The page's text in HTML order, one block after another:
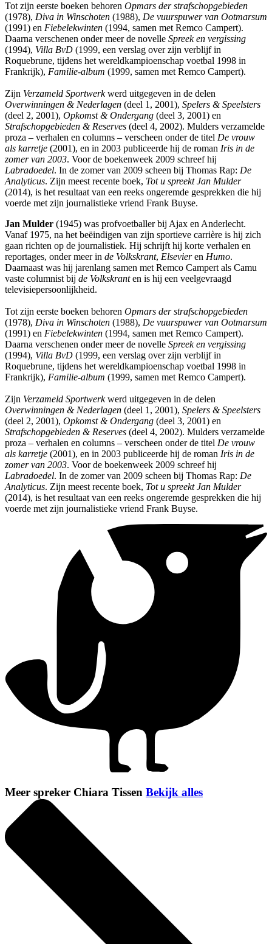
Tot zijn eerste boeken behoren Opmars der strafschopgebieden
(1978), Diva in Winschoten (1988), De vuurspuwer van Ootmarsum
(1991) en Fiebelekwinten (1994, samen met Remco Campert).
Daarna verschenen onder meer de novelle Spreek en vergissing
(1994), Villa BvD (1999, een verslag over zijn verblijf in
Roquebrune, tijdens het wereldkampioenschap voetbal 1998 in
Frankrijk), Familie-album (1999, samen met Remco Campert).
Zijn Verzameld Sportwerkwerd uitgegeven in de delen
Overwinningen & Nederlagen (deel 1, 2001), Spelers & Speelsters
(deel 2, 2001), Opkomst & Ondergang (deel 3, 2001) en
Strafschopgebieden & Reserves (deel 4, 2002). Mulders verzamelde
proza – verhalen en columns – verscheen onder de titel De vrouw
als karretje (2001), en in 2003 publiceerde hij de roman Iris in de
zomer van 2003. Voor de boekenweek 2009 schreef hij
Labradoedel. In de zomer van 2009 scheen bij Thomas Rap: De
Analyticus. Zijn meest recente boek, Tot u spreekt Jan Mulder
(2014), is het resultaat van een reeks ongeremde gesprekken die hij
voerde met zijn journalistieke vriend Frank Buyse.
Jan Mulder (1945) was profvoetballer bij Ajax en Anderlecht.
Vanaf 1975, na het beëindigen van zijn sportieve carrière is hij zich
gaan richten op de journalistiek. Hij schrijft hij korte verhalen en
reportages, onder meer in de Volkskrant, Elsevieren Humo.
Daarnaast was hij jarenlang samen met Remco Campert als Camu
vaste columnist bij de Volkskranten is hij een veelgevraagd
televisiepersoonlijkheid.
Tot zijn eerste boeken behoren Opmars der strafschopgebieden
(1978), Diva in Winschoten (1988), De vuurspuwer van Ootmarsum
(1991) en Fiebelekwinten (1994, samen met Remco Campert).
Daarna verschenen onder meer de novelle Spreek en vergissing
(1994), Villa BvD (1999, een verslag over zijn verblijf in
Roquebrune, tijdens het wereldkampioenschap voetbal 1998 in
Frankrijk), Familie-album (1999, samen met Remco Campert).
Zijn Verzameld Sportwerkwerd uitgegeven in de delen
Overwinningen & Nederlagen (deel 1, 2001), Spelers & Speelsters
(deel 2, 2001), Opkomst & Ondergang (deel 3, 2001) en
Strafschopgebieden & Reserves (deel 4, 2002). Mulders verzamelde
proza – verhalen en columns – verscheen onder de titel De vrouw
als karretje (2001), en in 2003 publiceerde hij de roman Iris in de
zomer van 2003. Voor de boekenweek 2009 schreef hij
Labradoedel. In de zomer van 2009 scheen bij Thomas Rap: De
Analyticus. Zijn meest recente boek, Tot u spreekt Jan Mulder
(2014), is het resultaat van een reeks ongeremde gesprekken die hij
voerde met zijn journalistieke vriend Frank Buyse.
Meer spreker Chiara Tissen Bekijk alles